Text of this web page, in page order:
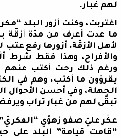
لهم غبار.
اغتربت، وكنت أزور البلد
ما عدت أعرف من مدّة أزقّة
لأهل الأزقّة، أزورها رفع
والأفراح، وهذا فقط شرط
ورغم ذلك رحت أكتب عنهم
يقرؤون ما أكتب، وهم في
الجهلة، وفي أحسن الأحوال
تبقّى لهم من غبار تراب
عكّر عليّ صفو زهوّي “الفكريّ”
“قامت قيامة” البلد على